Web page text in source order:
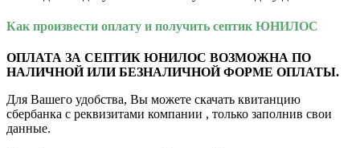
Как произвеcти оплату и получить септик ЮНИЛОС
ОПЛАТА ЗА СЕПТИК ЮНИЛОС ВОЗМОЖНА ПО
НАЛИЧНОЙ ИЛИ БЕЗНАЛИЧНОЙ ФОРМЕ ОПЛАТЫ.
Для Вашего удобства, Вы можете скачать квитанцию
сбербанка с реквизитами компании , только заполнив свои
данные.